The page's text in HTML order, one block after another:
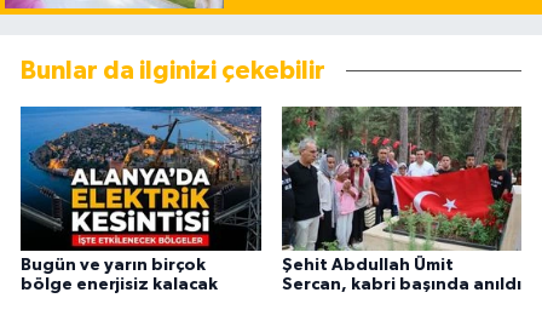
Bunlar da ilginizi çekebilir
Bugün ve yarın birçok
bölge enerjisiz kalacak
Şehit Abdullah Ümit
Sercan, kabri başında anıldı